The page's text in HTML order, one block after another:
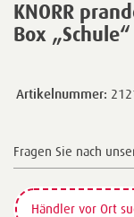
KNORR
Box
Artikelnummer:
Fragen Sie nach
Händler vor Ort